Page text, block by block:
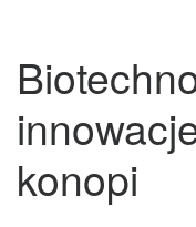
konopi